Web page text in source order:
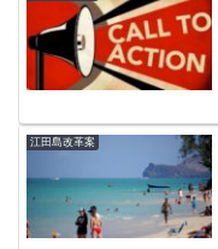
江田島改革案